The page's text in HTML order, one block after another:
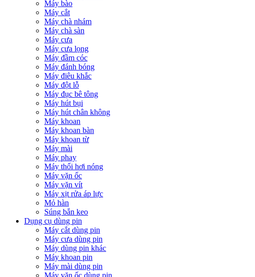
Máy bào
Máy cắt
Máy chà nhám
Máy chà sàn
Máy cưa
Máy cưa lọng
Máy đầm cóc
Máy đánh bóng
Máy điêu khắc
Máy đột lỗ
Máy đục bê tông
Máy hút bụi
Máy hút chân không
Máy khoan
Máy khoan bàn
Máy khoan từ
Máy mài
Máy phay
Máy thổi hơi nóng
Máy vặn ốc
Máy vặn vít
Máy xịt rửa áp lực
Mỏ hàn
Súng bắn keo
Dụng cụ dùng pin
Máy cắt dùng pin
Máy cưa dùng pin
Máy dùng pin khác
Máy khoan pin
Máy mài dùng pin
Máy vặn ốc dùng pin